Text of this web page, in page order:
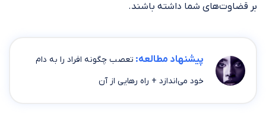
بر قضاوت‌های شما داشته باشند.
پیشنهاد مطالعه: تعصب چگونه افراد را به دام
خود می‌اندازد + راه رهایی از آن